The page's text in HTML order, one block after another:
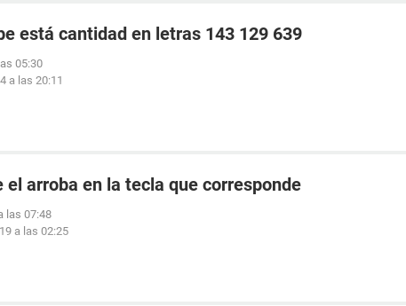
está cantidad en letras 143 129 639
05:30
a las 20:11
el arroba en la tecla que corresponde
las 07:48
a las 02:25